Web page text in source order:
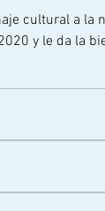
cultural a la
y le da la